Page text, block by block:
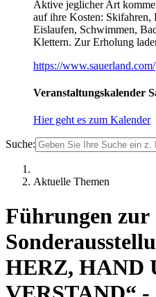
Aktive jeglicher Art
auf ihre Kosten: Skifahren,
Eislaufen, Schwimmen,
Klettern. Zur Erholung
https://www.sauerland.com/
Veranstaltungskalender
Hier geht es zum Kalender
Suche:
Aktuelle Themen
Führungen zur
HERZ, HAND